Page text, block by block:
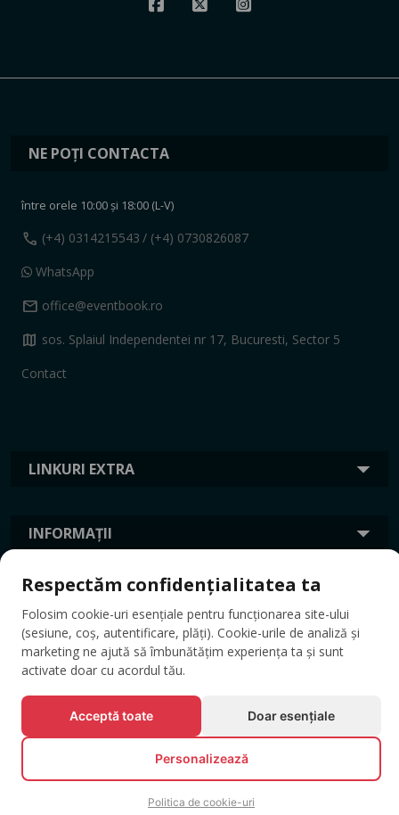
LINKURI EXTRA
INFORMAȚII
NE POȚI CONTACTA
între orele 10:00 și 18:00 (L-V)
call (+4) 0314215543 / (+4) 0730826087
WhatsApp
mail office@eventbook.ro
map sos. Splaiul Independentei nr 17, Bucuresti, Sector 5
Contact
ETICHETE
© Toate drepturile rezervate EVENTBOOK SRL.
Respectăm confidențialitatea ta
Folosim cookie-uri esențiale pentru funcționarea site-ului
(sesiune, coș, autentificare, plăți). Cookie-urile de analiză și
marketing ne ajută să îmbunătățim experiența ta și sunt
activate doar cu acordul tău.
Acceptă toate Doar esențiale
Personalizează
Politica de cookie-uri